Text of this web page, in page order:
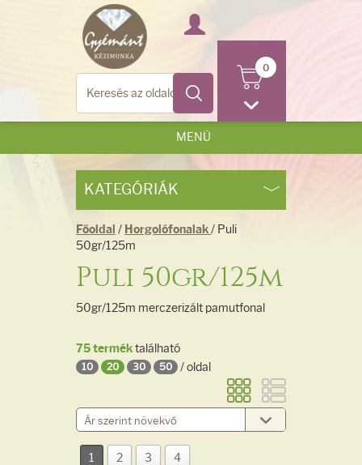
0
MENÜ
KATEGÓRIÁK
Főoldal / Horgolófonalak/ Puli
50gr/125m
Puli 50gr/125m
50gr/125m merczerizált pamutfonal
75 terméktalálható
10 20 30 50 / oldal
1 2 3
4